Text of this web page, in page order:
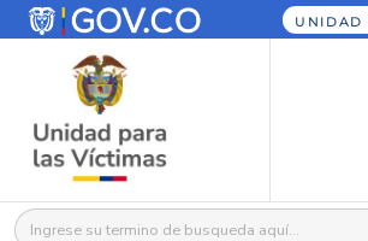
UNIDAD
Buscar: